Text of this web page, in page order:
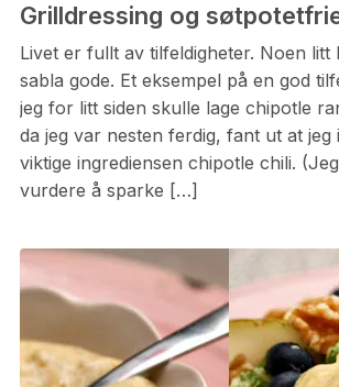
Grilldressing og
Livet er fullt av tilfeldigheter. Noen litt
sabla gode. Et eksempel på en god
jeg for litt siden skulle lage chipotle
da jeg var nesten ferdig, fant ut at jeg
viktige ingrediensen chipotle chili.
vurdere å sparke […]